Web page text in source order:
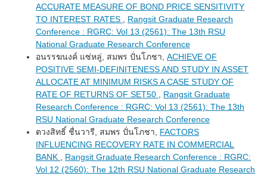
ACCURATE MEASURE OF BOND PRICE SENSITIVITY
TO INTEREST RATES
Rangsit Graduate Research
Conference : RGRC: Vol 13 (2561): The 13th RSU
National Graduate Research Conference
อนรรฆนงค์ แซ่หลู่, สมพร ปั่นโภชา, ACHIEVE OF
POSITIVE SEMI-DEFINITENESS AND STUDY IN ASSET
ALLOCATE AT MINIMUM RISKS A CASE STUDY OF
RATE OF RETURNS OF SET50
Rangsit Graduate
Research Conference : RGRC: Vol 13 (2561): The 13th
RSU National Graduate Research Conference
ตวงสิทธิ์ ชื่นวารี, สมพร ปั่นโภชา, FACTORS
INFLUENCING RECOVERY RATE IN COMMERCIAL
BANK
Rangsit Graduate Research Conference : RGRC:
Vol 12 (2560): The 12th RSU National Graduate Research